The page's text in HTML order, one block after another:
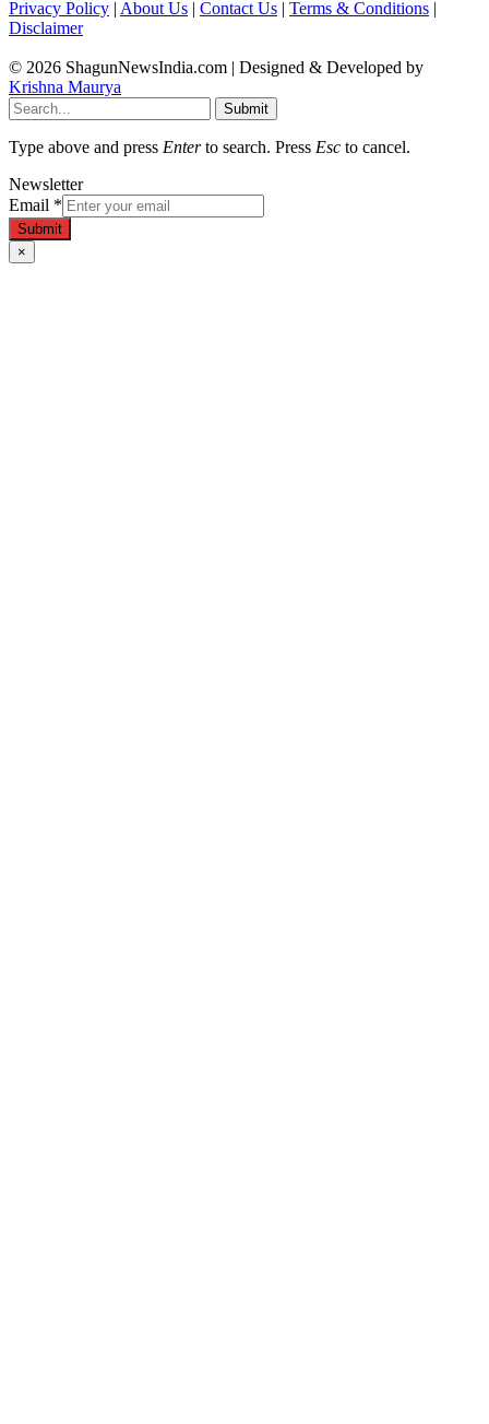
Privacy Policy | About Us | Contact Us | Terms & Conditions |
Disclaimer
© 2026 ShagunNewsIndia.com | Designed & Developed by
Krishna Maurya
Submit
Type above and press Enterto search. Press Esc to cancel.
Newsletter
Email *
Submit
×